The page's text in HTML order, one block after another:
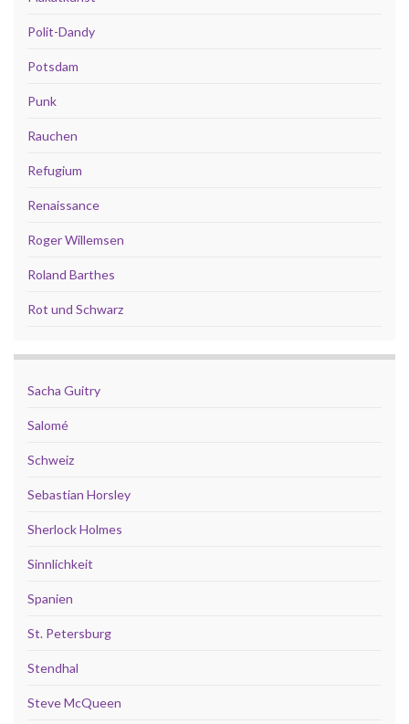
Polit-Dandy
Potsdam
Punk
Rauchen
Refugium
Renaissance
Roger Willemsen
Roland Barthes
Rot und Schwarz
Sacha Guitry
Salomé
Schweiz
Sebastian Horsley
Sherlock Holmes
Sinnlichkeit
Spanien
St. Petersburg
Stendhal
Steve McQueen